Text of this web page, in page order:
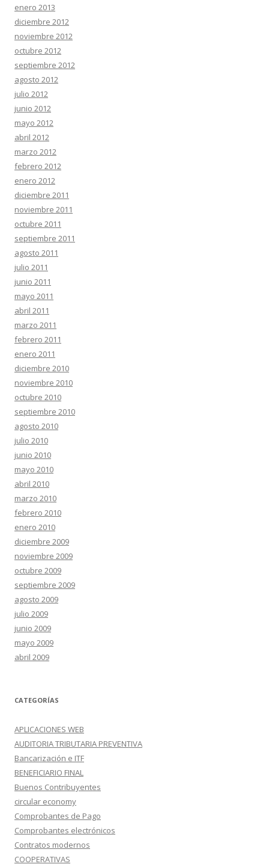
enero 2013
diciembre 2012
noviembre 2012
octubre 2012
septiembre 2012
agosto 2012
julio 2012
junio 2012
mayo 2012
abril 2012
marzo 2012
febrero 2012
enero 2012
diciembre 2011
noviembre 2011
octubre 2011
septiembre 2011
agosto 2011
julio 2011
junio 2011
mayo 2011
abril 2011
marzo 2011
febrero 2011
enero 2011
diciembre 2010
noviembre 2010
octubre 2010
septiembre 2010
agosto 2010
julio 2010
junio 2010
mayo 2010
abril 2010
marzo 2010
febrero 2010
enero 2010
diciembre 2009
noviembre 2009
octubre 2009
septiembre 2009
agosto 2009
julio 2009
junio 2009
mayo 2009
abril 2009
CATEGORÍAS
APLICACIONES WEB
AUDITORIA TRIBUTARIA PREVENTIVA
Bancarización e ITF
BENEFICIARIO FINAL
Buenos Contribuyentes
circular economy
Comprobantes de Pago
Comprobantes electrónicos
Contratos modernos
COOPERATIVAS